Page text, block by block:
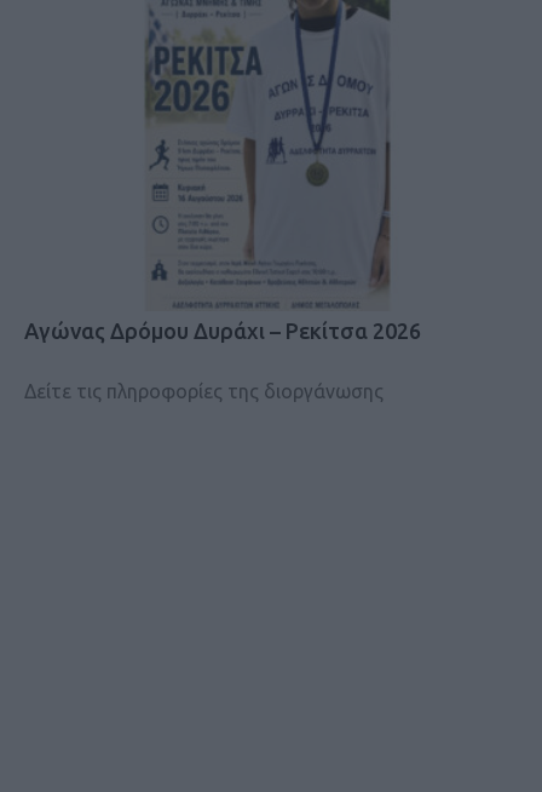
Αγώνας Δρόμου Δυράχι – Ρεκίτσα 2026
Δείτε τις πληροφορίες της διοργάνωσης